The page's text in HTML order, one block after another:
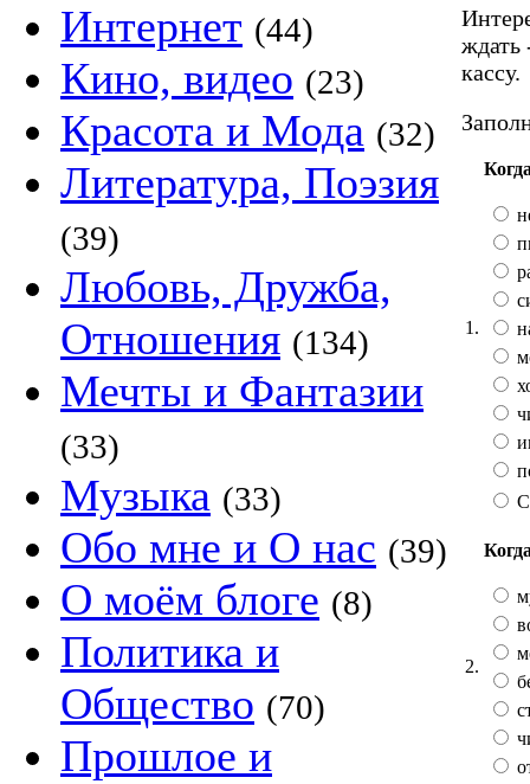
Интернет (44)
Кино, видео (23)
Красота и Мода (32)
Литература, Поэзия
(39)
Любовь, Дружба,
Отношения (134)
Мечты и Фантазии
(33)
Музыка (33)
Обо мне и О нас (39)
О моём блоге (8)
Политика и
Общество (70)
Прошлое и
ждать
кассу.
1.
2.